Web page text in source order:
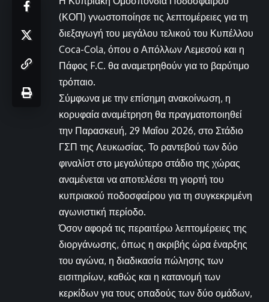
(ΚΟΠ) γνωστοποίησε τις λεπτομέρειες για τη
διεξαγωγή του μεγάλου τελικού του Κυπέλλου
Coca-Cola, όπου ο Απόλλων Λεμεσού και η
Πάφος F.C. θα αναμετρηθούν για το βαρύτιμο
τρόπαιο.
Σύμφωνα με την επίσημη ανακοίνωση, η
κορυφαία αναμέτρηση θα πραγματοποιηθεί
την Παρασκευή, 29 Μαΐου 2026, στο Στάδιο
ΓΣΠ της Λευκωσίας. Το ραντεβού των δύο
φιναλίστ στο μεγαλύτερο στάδιο της χώρας
αναμένεται να αποτελέσει τη γιορτή του
κυπριακού ποδοσφαίρου για τη συγκεκριμένη
αγωνιστική περίοδο.
Όσον αφορά τις περαιτέρω λεπτομέρειες της
διοργάνωσης, όπως η ακριβής ώρα έναρξης
του αγώνα, η διαδικασία πώλησης των
εισιτηρίων, καθώς και η κατανομή των
κερκίδων για τους οπαδούς των δύο ομάδων,